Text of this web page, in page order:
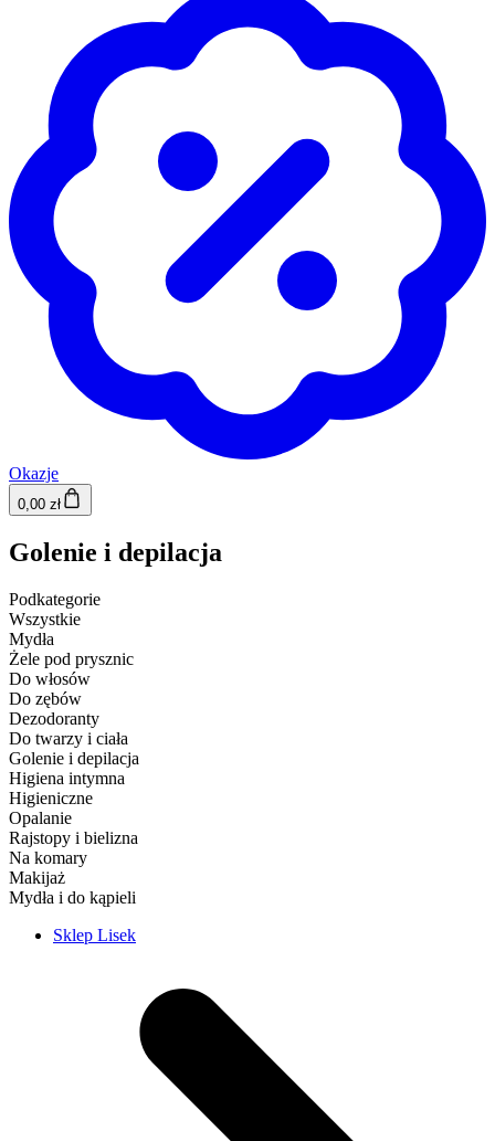
Okazje
0,00 zł
Golenie i depilacja
Podkategorie
Wszystkie
Mydła
Żele pod prysznic
Do włosów
Do zębów
Dezodoranty
Do twarzy i ciała
Golenie i depilacja
Higiena intymna
Higieniczne
Opalanie
Rajstopy i bielizna
Na komary
Makijaż
Mydła i do kąpieli
Sklep Lisek